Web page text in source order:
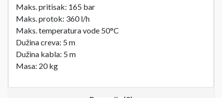
Maks. pritisak: 165 bar
Maks. protok: 360 l/h
Maks. temperatura vode 50°C
Dužina creva: 5 m
Dužina kabla: 5 m
Masa: 20 kg